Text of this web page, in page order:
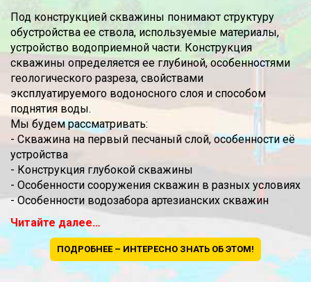
Под конструкцией скважины понимают структуру
обустройства ее ствола, используемые материалы,
устройство водоприемной части. Конструкция
скважины определяется ее глубиной, особенностями
геологического разреза, свойствами
эксплуатируемого водоносного слоя и способом
поднятия воды.
Мы будем рассматривать:
- Скважина на первый песчаный слой, особенности её
устройства
- Конструкция глубокой скважины
- Особенности сооружения скважин в разных условиях
- Особенности водозабора артезианских скважин
Читайте далее…
ПОДРОБНЕЕ – ИНТЕРЕСНО ЗНАТЬ ОБ ЭТОМ!